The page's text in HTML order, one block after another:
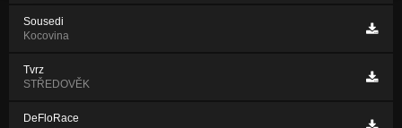
Sousedi
Kocovina
Tvrz
STŘEDOVĚK
DeFloRace